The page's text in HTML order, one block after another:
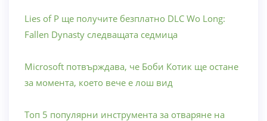
Lies of P ще получите безплатно DLC Wo Long:
Fallen Dynasty следващата седмица
Microsoft потвърждава, че Боби Котик ще остане
за момента, което вече е лош вид
Топ 5 популярни инструмента за отваряне на